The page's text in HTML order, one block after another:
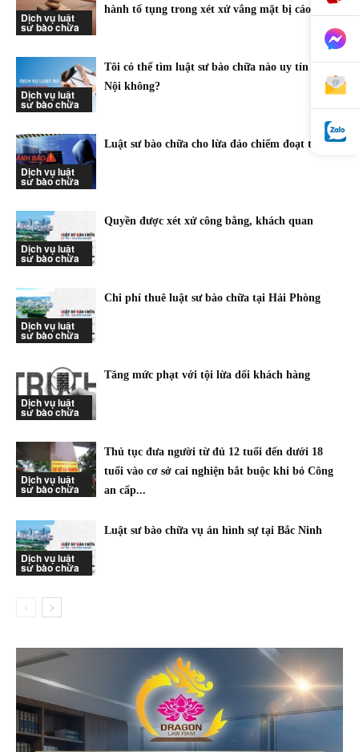
Dịch vụ luật
sư bào chữa
hành tố tụng trong xét xử vắng mặt bị cáo
Dịch vụ luật
sư bào chữa
Tôi có thể tìm luật sư bào chữa nào uy tín tại Hà
Nội không?
Dịch vụ luật
sư bào chữa
Luật sư bào chữa cho lừa đảo chiếm đoạt tài sản
Dịch vụ luật
sư bào chữa
Quyền được xét xử công bằng, khách quan
Dịch vụ luật
sư bào chữa
Chi phí thuê luật sư bào chữa tại Hải Phòng
Dịch vụ luật
sư bào chữa
Tăng mức phạt với tội lừa dối khách hàng
Dịch vụ luật
sư bào chữa
Thủ tục đưa người từ đủ 12 tuổi đến dưới 18
tuổi vào cơ sở cai nghiện bắt buộc khi bỏ Công
an cấp...
Dịch vụ luật
sư bào chữa
Luật sư bào chữa vụ án hình sự tại Bắc Ninh